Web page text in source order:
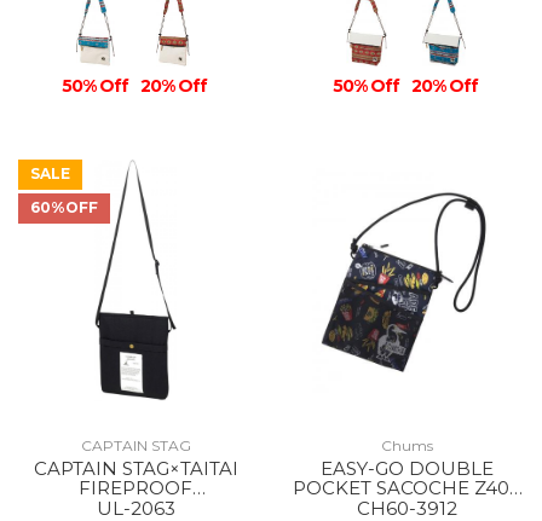
50% Off 20% Off 50% Off 20% Off
SALE
60%OFF
CAPTAIN STAG
CAPTAIN STAG×TAITAI
FIREPROOF
COOLING/HEAT-RETEN
UL-2063
Chums
EASY-GO DOUBLE
POCKET SACOCHE Z407
FOOD
CH60-3912